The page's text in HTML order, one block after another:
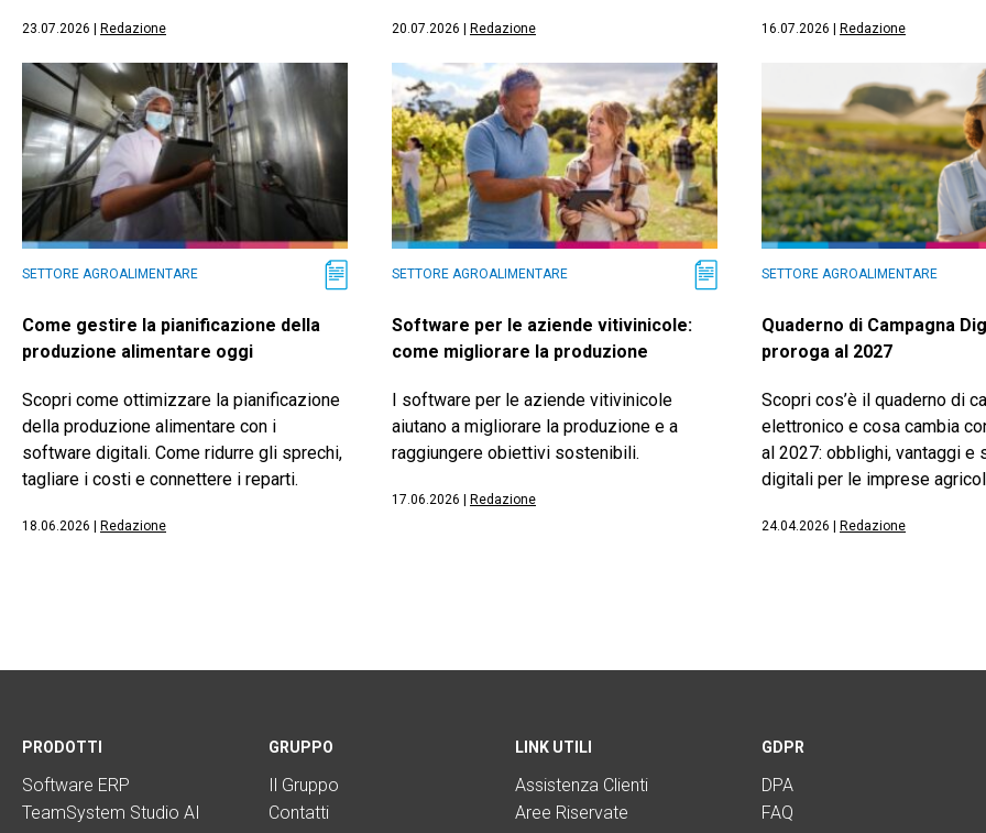
23.07.2026 | Redazione 20.07.2026 | Redazione 16.07.2026 | Redazione
SETTORE AGROALIMENTARE
Come gestire la pianificazione della
produzione alimentare oggi
Scopri come ottimizzare la pianificazione
della produzione alimentare con i
software digitali. Come ridurre gli sprechi,
tagliare i costi e connettere i reparti.
18.06.2026 | Redazione
SETTORE AGROALIMENTARE
Software per le aziende vitivinicole:
come migliorare la produzione
I software per le aziende vitivinicole
aiutano a migliorare la produzione e a
raggiungere obiettivi sostenibili.
17.06.2026 | Redazione
SETTORE AGROALIMENTARE
Quaderno di Campagna
proroga al 2027
Scopri cos’è il quaderno di
elettronico e cosa cambia
al 2027: obblighi, vantaggi e
digitali per le imprese
24.04.2026 | Redazione
PRODOTTI
Software ERP
TeamSystem Studio AI
GRUPPO
Il Gruppo
Contatti
LINK UTILI
Assistenza Clienti
Aree Riservate
GDPR
DPA
FAQ